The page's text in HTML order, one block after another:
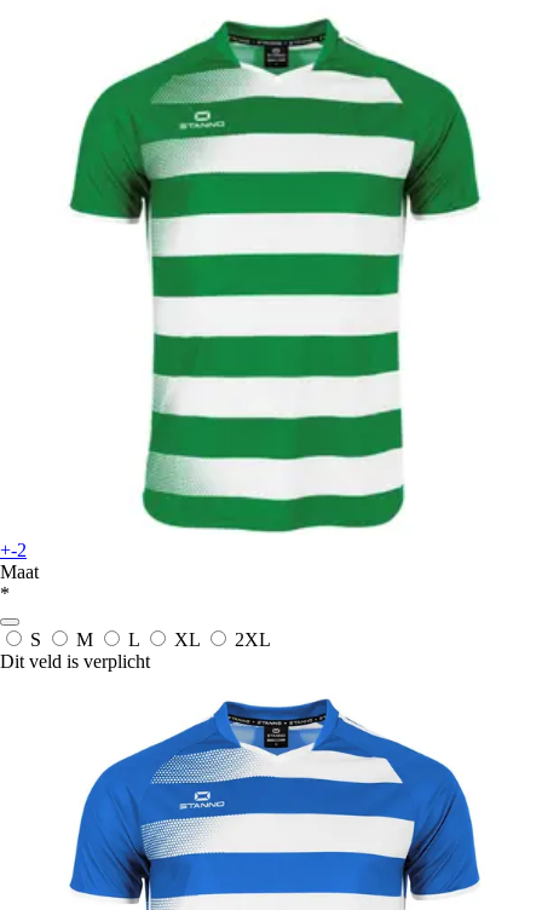
+-2
Maat
*
S M L XL
2XL
Dit veld is verplicht